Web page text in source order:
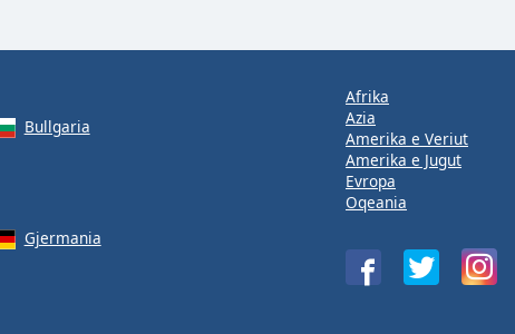
Bullgaria
Gjermania
Afrika
Azia
Amerika e Veriut
Amerika e Jugut
Evropa
Oqeania